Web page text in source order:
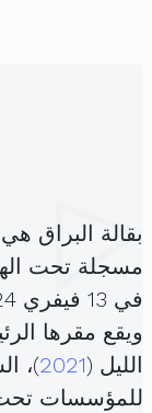
بقالة البراق
مسجلة تحت
في 13 فيفري 2024 برأس مال قدره
ويقع مقرها
الليل (2021)،
للمؤسسات